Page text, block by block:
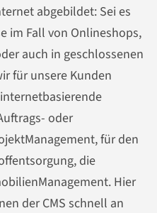
abgebildet: Sei es
im Fall von Onlineshops,
auch in geschlossenen
für unsere Kunden
oder
für den
die
Hier
der CMS schnell an